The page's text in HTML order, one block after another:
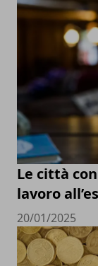
Le città
lavoro
20/01/2025